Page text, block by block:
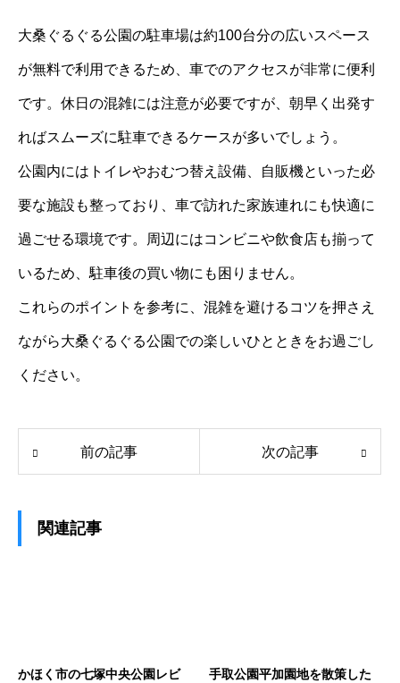
大桑ぐるぐる公園の駐車場は約100台分の広いスペース
が無料で利用できるため、車でのアクセスが非常に便利
です。休日の混雑には注意が必要ですが、朝早く出発す
ればスムーズに駐車できるケースが多いでしょう。
公園内にはトイレやおむつ替え設備、自販機といった必
要な施設も整っており、車で訪れた家族連れにも快適に
過ごせる環境です。周辺にはコンビニや飲食店も揃って
いるため、駐車後の買い物にも困りません。
これらのポイントを参考に、混雑を避けるコツを押さえ
ながら大桑ぐるぐる公園での楽しいひとときをお過ごし
ください。
前の記事 次の記事
関連記事
かほく市の七塚中央公園レビ
手取公園平加園地を散策した